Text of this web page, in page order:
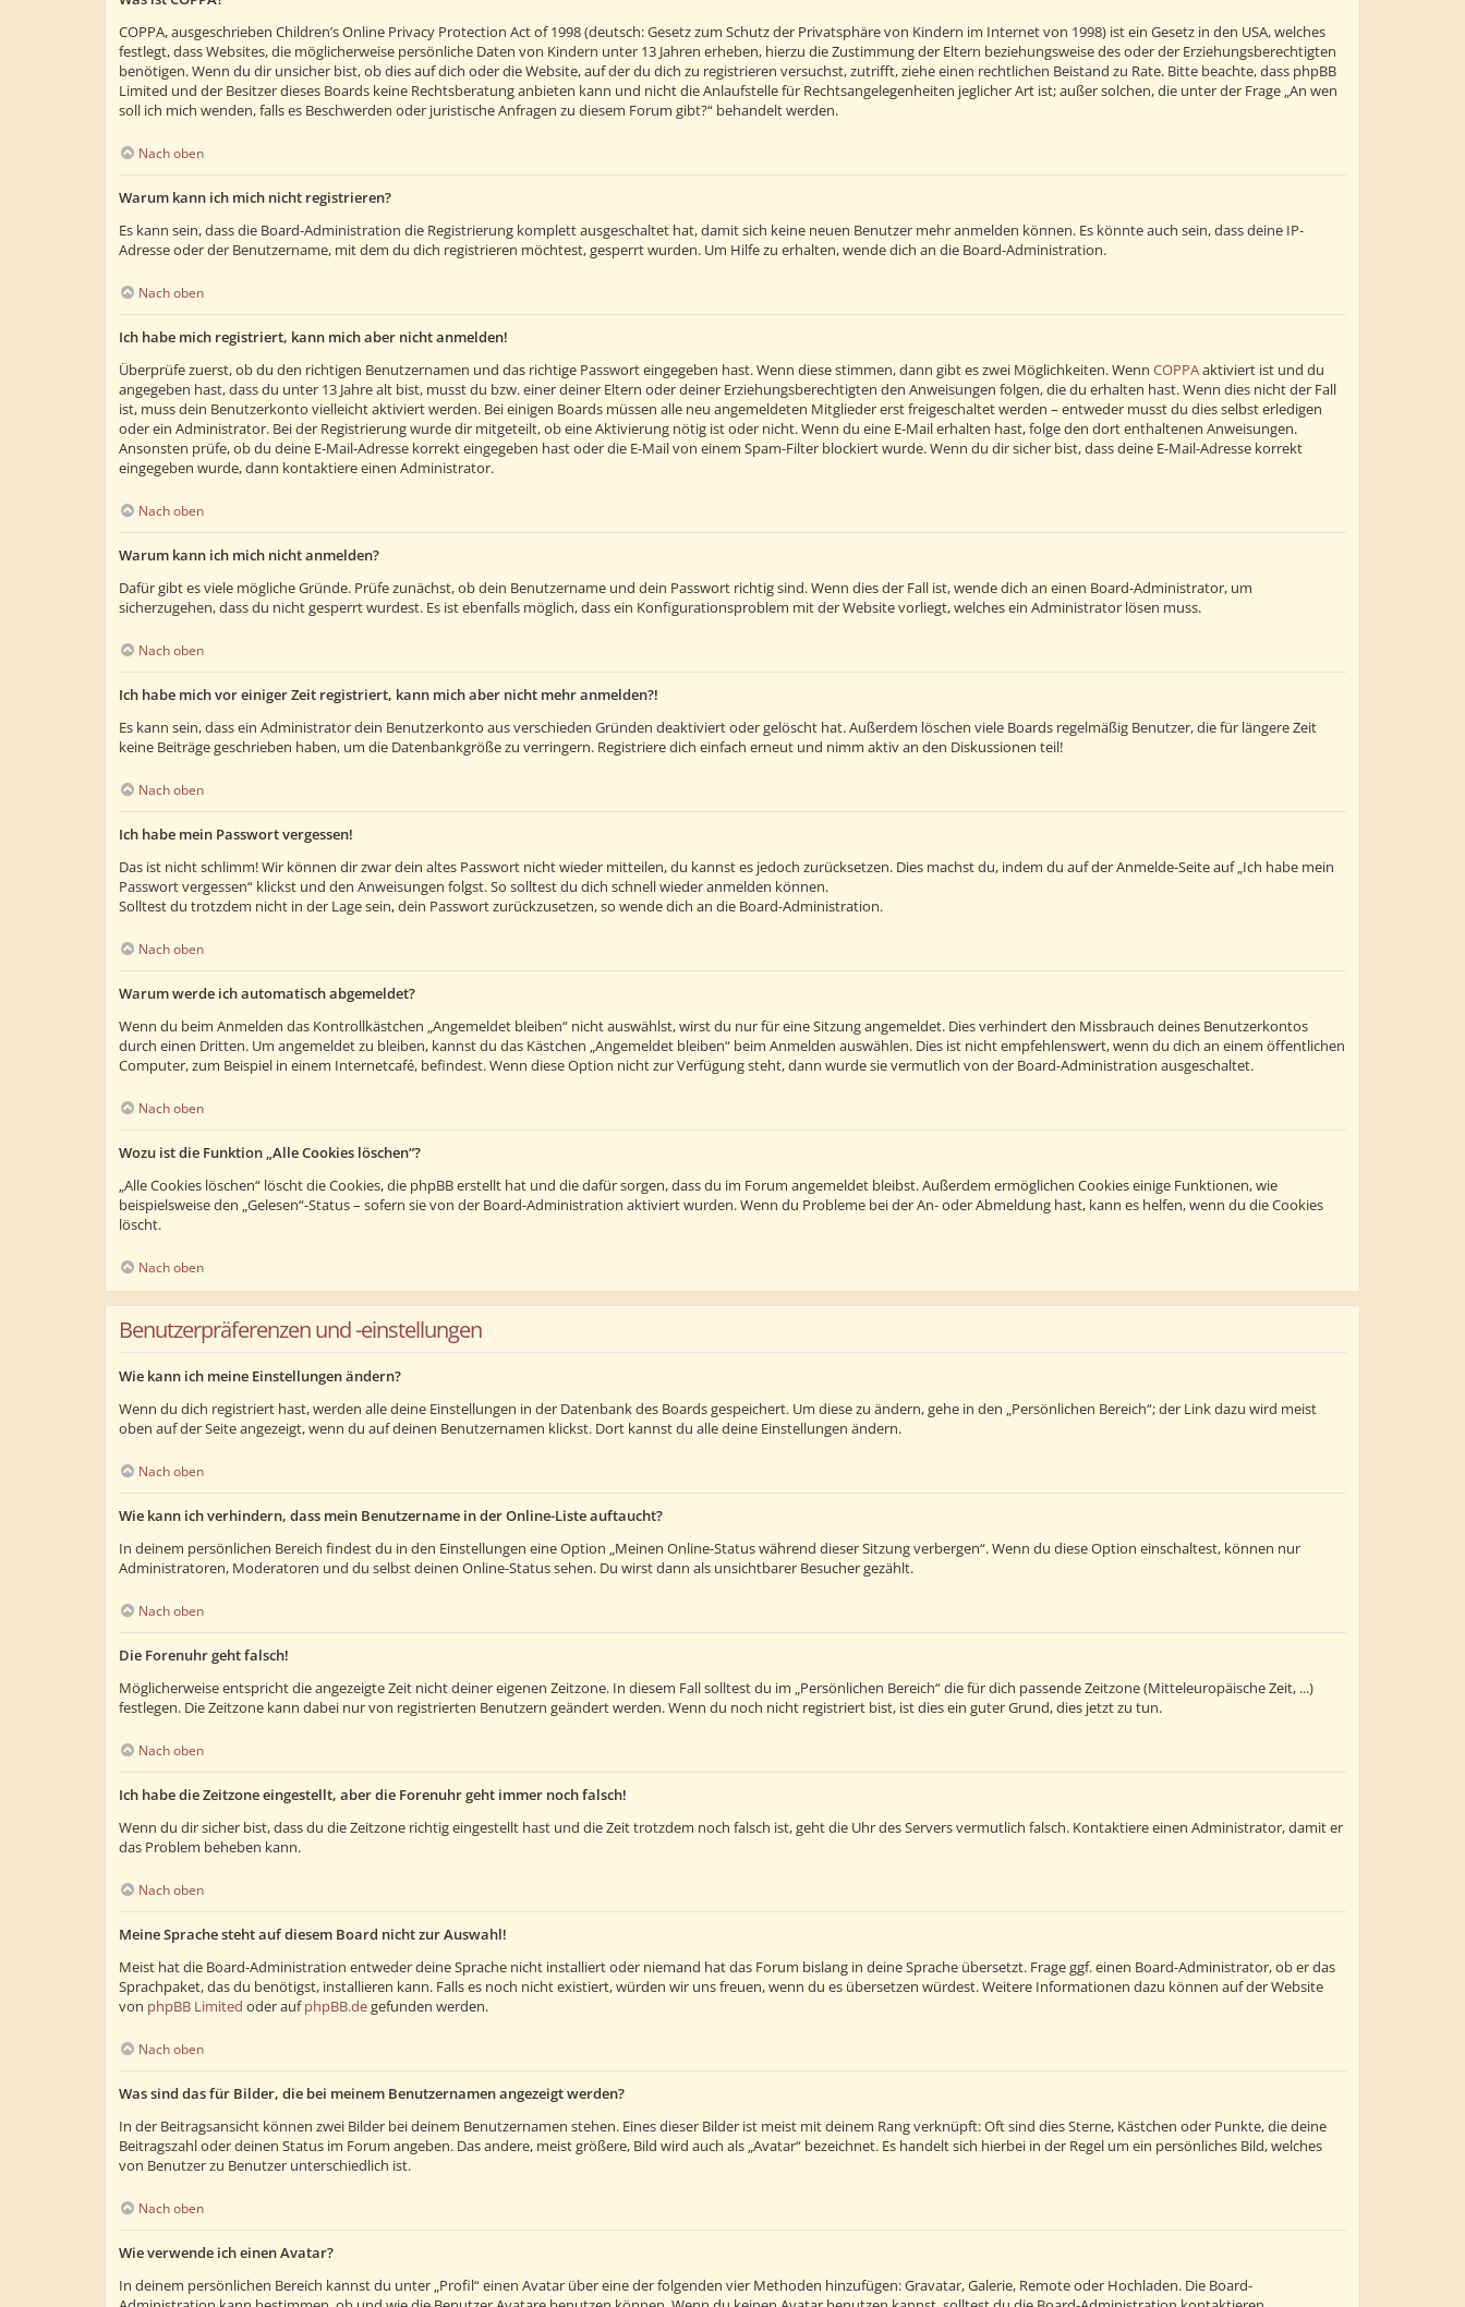
COPPA, ausgeschrieben Children’s Online Privacy Protection Act of 1998 (deutsch: Gesetz zum Schutz der Privatsphäre von Kindern im Internet von 1998) ist ein Gesetz in den USA, welches
festlegt, dass Websites, die möglicherweise persönliche Daten von Kindern unter 13 Jahren erheben, hierzu die Zustimmung der Eltern beziehungsweise des oder der Erziehungsberechtigten
benötigen. Wenn du dir unsicher bist, ob dies auf dich oder die Website, auf der du dich zu registrieren versuchst, zutrifft, ziehe einen rechtlichen Beistand zu Rate. Bitte beachte, dass phpBB
Limited und der Besitzer dieses Boards keine Rechtsberatung anbieten kann und nicht die Anlaufstelle für Rechtsangelegenheiten jeglicher Art ist; außer solchen, die unter der Frage „An wen
soll ich mich wenden, falls es Beschwerden oder juristische Anfragen zu diesem Forum gibt?“ behandelt werden.
Nach oben
Warum kann ich mich nicht registrieren?
Es kann sein, dass die Board-Administration die Registrierung komplett ausgeschaltet hat, damit sich keine neuen Benutzer mehr anmelden können. Es könnte auch sein, dass deine IP-
Adresse oder der Benutzername, mit dem du dich registrieren möchtest, gesperrt wurden. Um Hilfe zu erhalten, wende dich an die Board-Administration.
Nach oben
Ich habe mich registriert, kann mich aber nicht anmelden!
Überprüfe zuerst, ob du den richtigen Benutzernamen und das richtige Passwort eingegeben hast. Wenn diese stimmen, dann gibt es zwei Möglichkeiten. Wenn COPPAaktiviert ist und du
angegeben hast, dass du unter 13 Jahre alt bist, musst du bzw. einer deiner Eltern oder deiner Erziehungsberechtigten den Anweisungen folgen, die du erhalten hast. Wenn dies nicht der Fall
ist, muss dein Benutzerkonto vielleicht aktiviert werden. Bei einigen Boards müssen alle neu angemeldeten Mitglieder erst freigeschaltet werden – entweder musst du dies selbst erledigen
oder ein Administrator. Bei der Registrierung wurde dir mitgeteilt, ob eine Aktivierung nötig ist oder nicht. Wenn du eine E-Mail erhalten hast, folge den dort enthaltenen Anweisungen.
Ansonsten prüfe, ob du deine E-Mail-Adresse korrekt eingegeben hast oder die E-Mail von einem Spam-Filter blockiert wurde. Wenn du dir sicher bist, dass deine E-Mail-Adresse korrekt
eingegeben wurde, dann kontaktiere einen Administrator.
Nach oben
Warum kann ich mich nicht anmelden?
Dafür gibt es viele mögliche Gründe. Prüfe zunächst, ob dein Benutzername und dein Passwort richtig sind. Wenn dies der Fall ist, wende dich an einen Board-Administrator, um
sicherzugehen, dass du nicht gesperrt wurdest. Es ist ebenfalls möglich, dass ein Konfigurationsproblem mit der Website vorliegt, welches ein Administrator lösen muss.
Nach oben
Ich habe mich vor einiger Zeit registriert, kann mich aber nicht mehr anmelden?!
Es kann sein, dass ein Administrator dein Benutzerkonto aus verschieden Gründen deaktiviert oder gelöscht hat. Außerdem löschen viele Boards regelmäßig Benutzer, die für längere Zeit
keine Beiträge geschrieben haben, um die Datenbankgröße zu verringern. Registriere dich einfach erneut und nimm aktiv an den Diskussionen teil!
Nach oben
Ich habe mein Passwort vergessen!
Das ist nicht schlimm! Wir können dir zwar dein altes Passwort nicht wieder mitteilen, du kannst es jedoch zurücksetzen. Dies machst du, indem du auf der Anmelde-Seite auf „Ich habe mein
Passwort vergessen“ klickst und den Anweisungen folgst. So solltest du dich schnell wieder anmelden können.
Solltest du trotzdem nicht in der Lage sein, dein Passwort zurückzusetzen, so wende dich an die Board-Administration.
Nach oben
Warum werde ich automatisch abgemeldet?
Wenn du beim Anmelden das Kontrollkästchen „Angemeldet bleiben“ nicht auswählst, wirst du nur für eine Sitzung angemeldet. Dies verhindert den Missbrauch deines Benutzerkontos
durch einen Dritten. Um angemeldet zu bleiben, kannst du das Kästchen „Angemeldet bleiben“ beim Anmelden auswählen. Dies ist nicht empfehlenswert, wenn du dich an einem öffentlichen
Computer, zum Beispiel in einem Internetcafé, befindest. Wenn diese Option nicht zur Verfügung steht, dann wurde sie vermutlich von der Board-Administration ausgeschaltet.
Nach oben
Wozu ist die Funktion „Alle Cookies löschen“?
„Alle Cookies löschen“ löscht die Cookies, die phpBB erstellt hat und die dafür sorgen, dass du im Forum angemeldet bleibst. Außerdem ermöglichen Cookies einige Funktionen, wie
beispielsweise den „Gelesen“-Status – sofern sie von der Board-Administration aktiviert wurden. Wenn du Probleme bei der An- oder Abmeldung hast, kann es helfen, wenn du die Cookies
löscht.
Nach oben
Benutzerpräferenzen und -einstellungen
Wie kann ich meine Einstellungen ändern?
Wenn du dich registriert hast, werden alle deine Einstellungen in der Datenbank des Boards gespeichert. Um diese zu ändern, gehe in den „Persönlichen Bereich“; der Link dazu wird meist
oben auf der Seite angezeigt, wenn du auf deinen Benutzernamen klickst. Dort kannst du alle deine Einstellungen ändern.
Nach oben
Wie kann ich verhindern, dass mein Benutzername in der Online-Liste auftaucht?
In deinem persönlichen Bereich findest du in den Einstellungen eine Option „Meinen Online-Status während dieser Sitzung verbergen“. Wenn du diese Option einschaltest, können nur
Administratoren, Moderatoren und du selbst deinen Online-Status sehen. Du wirst dann als unsichtbarer Besucher gezählt.
Nach oben
Die Forenuhr geht falsch!
Möglicherweise entspricht die angezeigte Zeit nicht deiner eigenen Zeitzone. In diesem Fall solltest du im „Persönlichen Bereich“ die für dich passende Zeitzone (Mitteleuropäische Zeit, ...)
festlegen. Die Zeitzone kann dabei nur von registrierten Benutzern geändert werden. Wenn du noch nicht registriert bist, ist dies ein guter Grund, dies jetzt zu tun.
Nach oben
Ich habe die Zeitzone eingestellt, aber die Forenuhr geht immer noch falsch!
Wenn du dir sicher bist, dass du die Zeitzone richtig eingestellt hast und die Zeit trotzdem noch falsch ist, geht die Uhr des Servers vermutlich falsch. Kontaktiere einen Administrator, damit er
das Problem beheben kann.
Nach oben
Meine Sprache steht auf diesem Board nicht zur Auswahl!
Meist hat die Board-Administration entweder deine Sprache nicht installiert oder niemand hat das Forum bislang in deine Sprache übersetzt. Frage ggf. einen Board-Administrator, ob er das
Sprachpaket, das du benötigst, installieren kann. Falls es noch nicht existiert, würden wir uns freuen, wenn du es übersetzen würdest. Weitere Informationen dazu können auf der Website
von phpBB Limited oder aufphpBB.degefunden werden.
Nach oben
Was sind das für Bilder, die bei meinem Benutzernamen angezeigt werden?
In der Beitragsansicht können zwei Bilder bei deinem Benutzernamen stehen. Eines dieser Bilder ist meist mit deinem Rang verknüpft: Oft sind dies Sterne, Kästchen oder Punkte, die deine
Beitragszahl oder deinen Status im Forum angeben. Das andere, meist größere, Bild wird auch als „Avatar“ bezeichnet. Es handelt sich hierbei in der Regel um ein persönliches Bild, welches
von Benutzer zu Benutzer unterschiedlich ist.
Nach oben
Wie verwende ich einen Avatar?
In deinem persönlichen Bereich kannst du unter „Profil“ einen Avatar über eine der folgenden vier Methoden hinzufügen: Gravatar, Galerie, Remote oder Hochladen. Die Board-